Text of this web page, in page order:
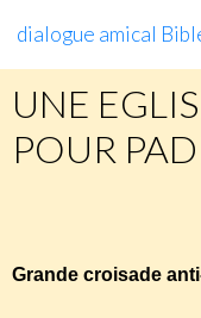
dialogue amical
UNE
POUR
Grande croisade